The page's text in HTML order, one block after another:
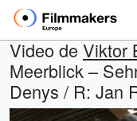
Video de Viktor
Meerblick –
Denys / R: Jan